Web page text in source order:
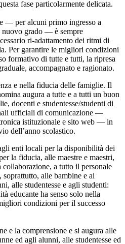
fase particolarmente delicata.
— per alcuni primo ingresso a
nuovo grado — è sempre
ri-adattamento dei ritmi di
Per garantire le migliori condizioni
formativo di tutte e tutti, la ripresa
accompagnato e ragionato.
e nella fiducia delle famiglie. Il
augura a tutte e a tutti un buon
docenti e studentesse/studenti di
ufficiali di comunicazione —
istituzionale e sito web — in
dell’anno scolastico.
enti locali per la disponibilità dei
la fiducia, alle maestre e maestri,
collaborazione, a tutto il personale
soprattutto, alle bambine e ai
alle studentesse e agli studenti:
educante ha senso solo nella
condizioni per il successo
e la comprensione e si augura alle
ed agli alunni, alle studentesse ed